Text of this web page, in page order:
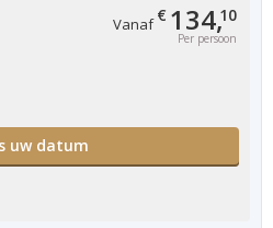
Vanaf€ 134,10
Per persoon
uw datum